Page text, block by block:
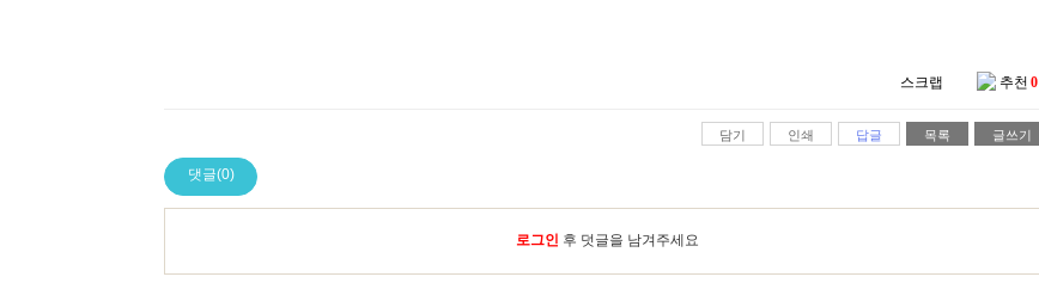
스크랩 추천 0
담기 인쇄 답글 목록 글쓰기
댓글(0)
로그인 후 덧글을 남겨주세요